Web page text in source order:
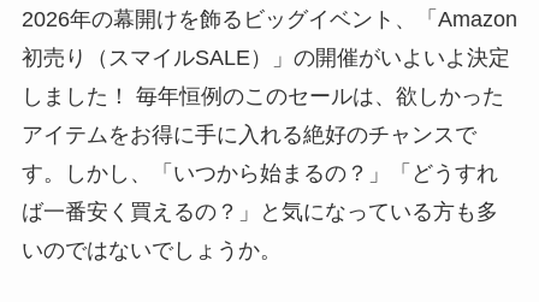
2026年の幕開けを飾るビッグイベント、「Amazon
初売り（スマイルSALE）」の開催がいよいよ決定
しました！ 毎年恒例のこのセールは、欲しかった
アイテムをお得に手に入れる絶好のチャンスで
す。しかし、「いつから始まるの？」「どうすれ
ば一番安く買えるの？」と気になっている方も多
いのではないでしょうか。